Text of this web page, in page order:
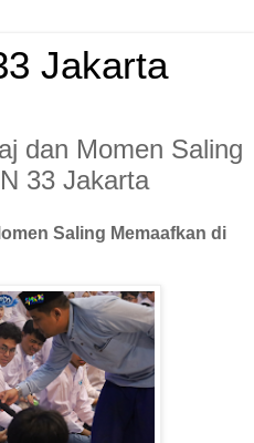
Jakarta
dan Momen Saling
33 Jakarta
Saling Memaafkan di